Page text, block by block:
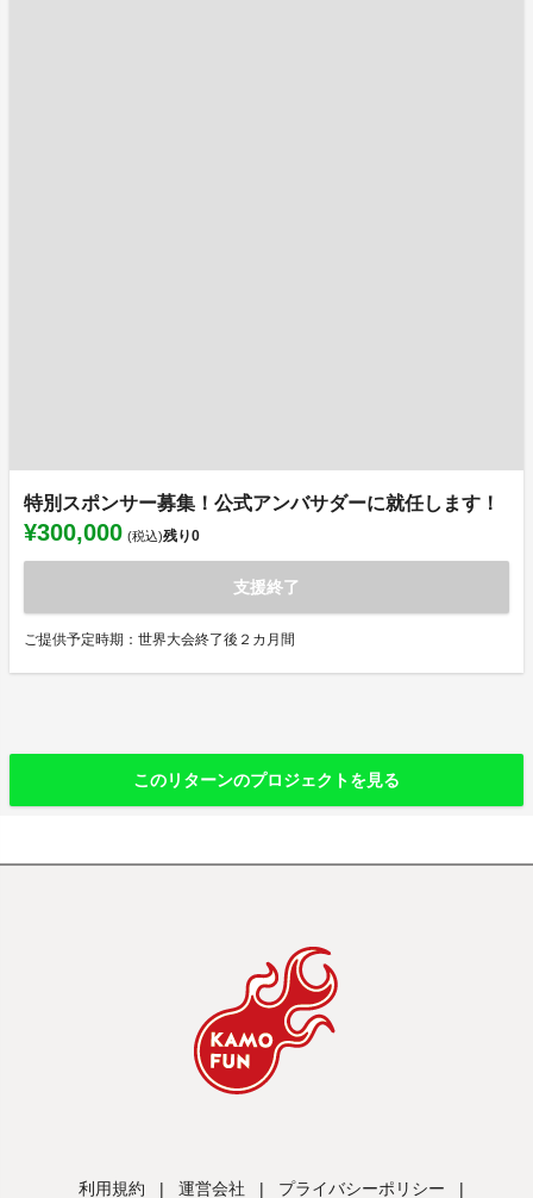
特別スポンサー募集！公式アンバサダーに就任します！
¥300,000 (税込)残り0
支援終了
ご提供予定時期：世界大会終了後２カ月間
このリターンのプロジェクトを見る
利用規約 | 運営会社 | プライバシーポリシー |